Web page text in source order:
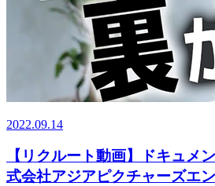
2022.09.14
【リクルート動画】ドキュメ
式会社アジアピクチャーズエ